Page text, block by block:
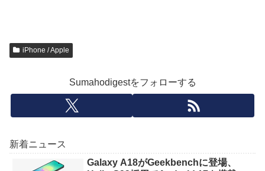
iPhone / Apple
Sumahodigestをフォローする
新着ニュース
Galaxy A18がGeekbenchに登場、